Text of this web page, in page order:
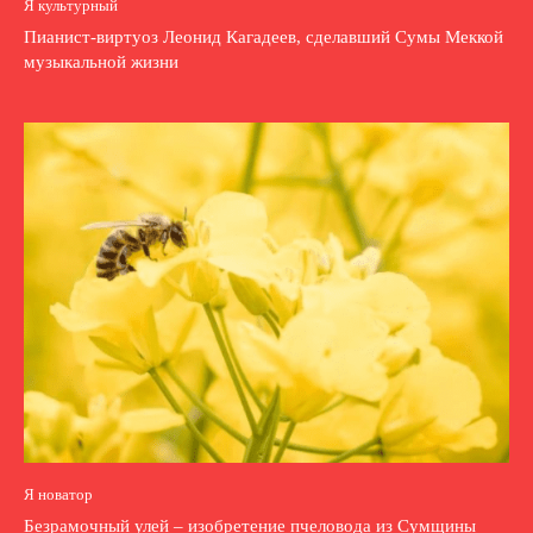
Я культурный
Пианист-виртуоз Леонид Кагадеев, сделавший Сумы Меккой
музыкальной жизни
Я новатор
Безрамочный улей – изобретение пчеловода из Сумщины